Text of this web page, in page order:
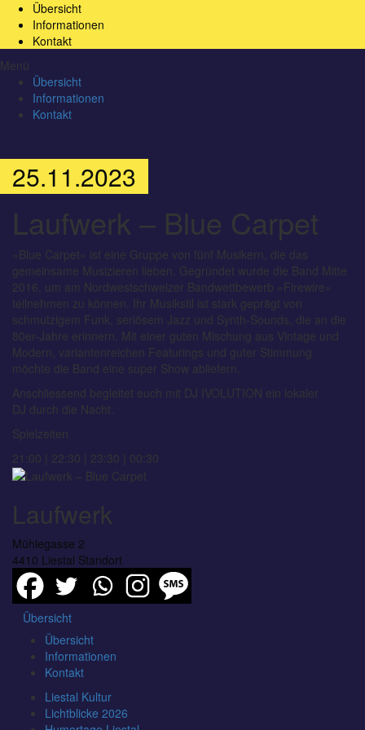
Übersicht
Informationen
Kontakt
Menü
Übersicht
Informationen
Kontakt
25.11.2023
Laufwerk – Blue Carpet
«Blue Carpet» ist eine Gruppe von fünf Musikern, die das
gemeinsame Musizieren lieben. Gegründet wurde die Band Mitte
2016, um am Nordwestschweizer Bandwettbewerb «Firewire»
teilnehmen zu können. Ihr Musikstil ist stark geprägt von
schmutzigem Funk, seriösem Jazz und Synth-Sounds, die an die
80er-Jahre erinnern. Mit einer guten Mischung aus Vintage und
Modern, variantenreichen Featurings und guter Stimmung
möchte die Band eine super Show abliefern.
Anschliessend begleitet euch mit DJ IVOLUTION ein lokaler
DJ durch die Nacht.
Spielzeiten
21:00 | 22:30 | 23:30 | 00:30
Laufwerk
Mühlegasse 2
4410 Liestal Standort
Übersicht
Übersicht
Informationen
Kontakt
Liestal Kultur
Lichtblicke 2026